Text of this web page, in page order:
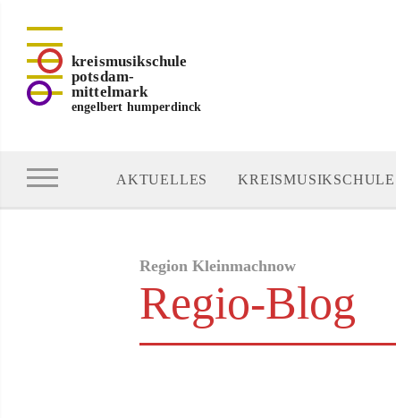
kreismusikschule
potsdam-
mittelmark
engelbert humperdinck
AKTUELLES KREISMUSIKSCHULE
Region Kleinmachnow
Regio-Blog